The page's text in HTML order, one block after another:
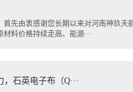
首先由衷感谢您长期以来对河南神玖天
料价格持续走高、能源···
石英电子布（Q···